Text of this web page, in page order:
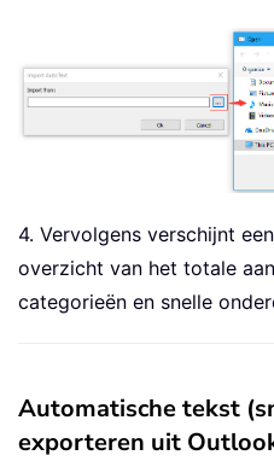
4. Vervolgens verschijnt
overzicht van het totale
categorieën en snelle
Automatische tekst
exporteren uit